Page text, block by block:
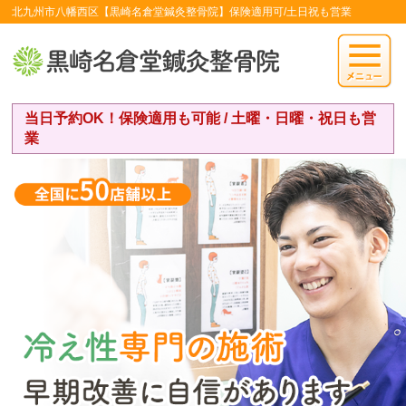
北九州市八幡西区【黒崎名倉堂鍼灸整骨院】保険適用可/土日祝も営業
当日予約OK！保険適用も可能 / 土曜・日曜・祝日も営
業